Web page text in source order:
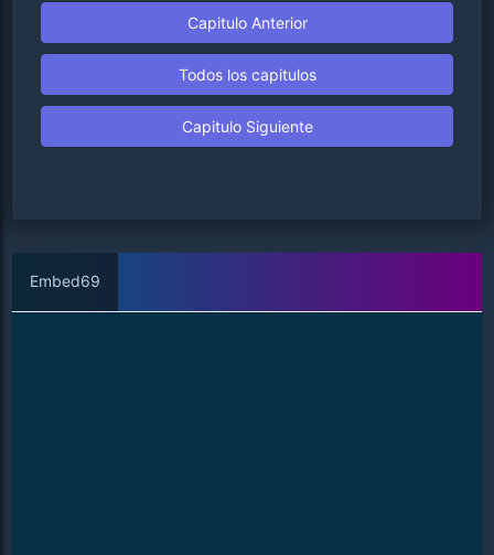
Capitulo Anterior
Todos los capitulos
Capitulo Siguiente
Embed69